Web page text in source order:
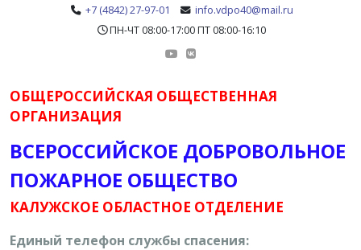
+7 (4842) 27-97-01
info.vdpo40@mail.ru
ПН-ЧТ 08:00-17:00 ПТ 08:00-16:10
ОБЩЕРОССИЙСКАЯ ОБЩЕСТВЕННАЯ
ОРГАНИЗАЦИЯ
ВСЕРОССИЙСКОЕ ДОБРОВОЛЬНОЕ
ПОЖАРНОЕ ОБЩЕСТВО
КАЛУЖСКОЕ ОБЛАСТНОЕ ОТДЕЛЕНИЕ
Единый телефон службы спасения: